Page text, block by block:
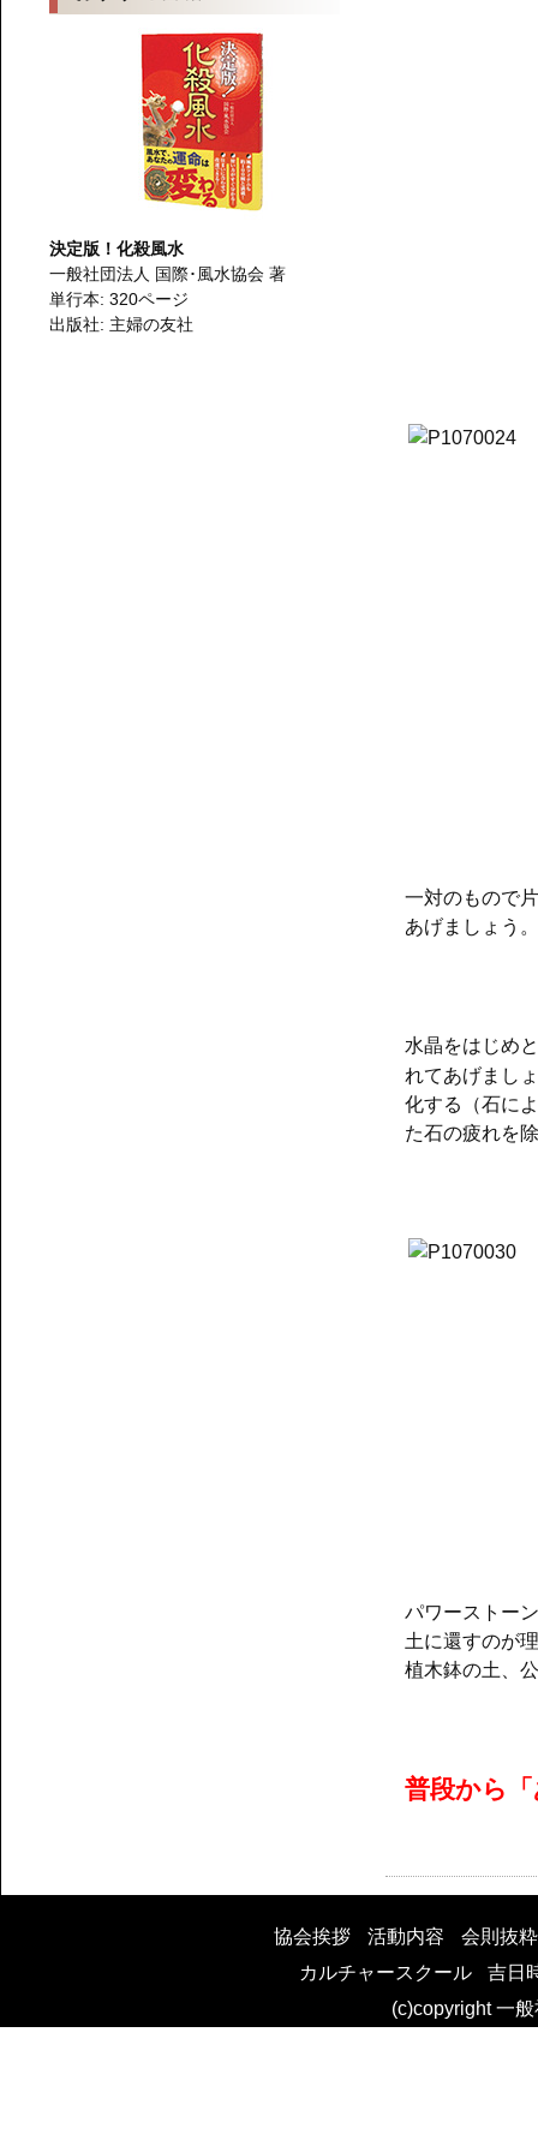
決定版！化殺風水
一般社団法人 国際･風水協会 著
単行本: 320ページ
出版社: 主婦の友社
一対のもので
あげましょう。
水晶をはじめ
れてあげまし
化する（石に
た石の疲れを
パワーストー
土に還すのが
植木鉢の土、
普段から
協会挨拶 活動内容
会則抜粋
カルチャースクール
吉日
(c)copyright 一